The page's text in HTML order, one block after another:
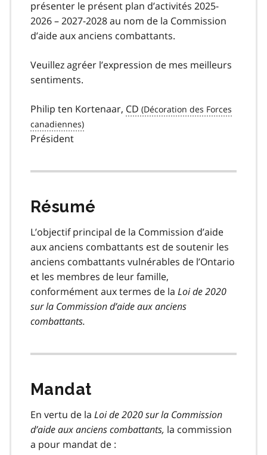
présenter le présent plan d’activités 2025-
2026 – 2027-2028 au nom de la Commission
d’aide aux anciens combattants.
Veuillez agréer l’expression de mes meilleurs
sentiments.
Philip ten Kortenaar, CD
Président
Résumé
L’objectif principal de la Commission d’aide
aux anciens combattants est de soutenir les
anciens combattants vulnérables de l’Ontario
et les membres de leur famille,
conformément aux termes de la Loi de 2020
sur la Commission d’aide aux anciens
combattants.
Mandat
En vertu de la Loi de 2020 sur la Commission
d’aide aux anciens combattants, la commission
a pour mandat de :